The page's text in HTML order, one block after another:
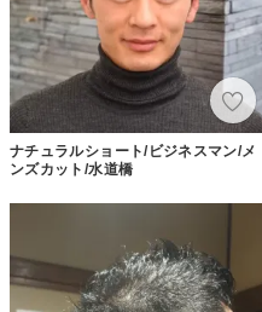
ナチュラルショート/ビジネスマン/メ
ンズカット/水道橋